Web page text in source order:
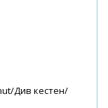
Див кестен/